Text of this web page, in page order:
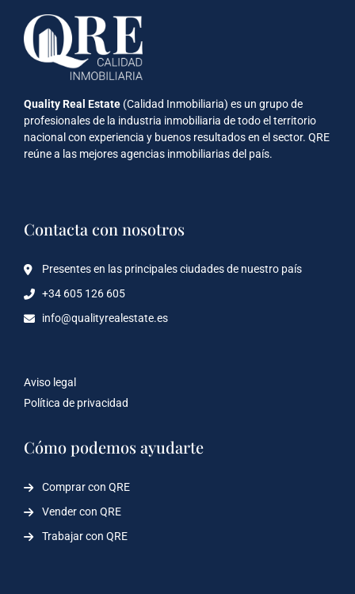
Quality Real Estate (Calidad Inmobiliaria) es un grupo de
profesionales de la industria inmobiliaria de todo el territorio
nacional con experiencia y buenos resultados en el sector. QRE
reúne a las mejores agencias inmobiliarias del país.
Contacta con nosotros
Presentes en las principales ciudades de nuestro país
+34 605 126 605
info@qualityrealestate.es
Aviso legal
Política de privacidad
Cómo podemos ayudarte
Comprar con QRE
Vender con QRE
Trabajar con QRE